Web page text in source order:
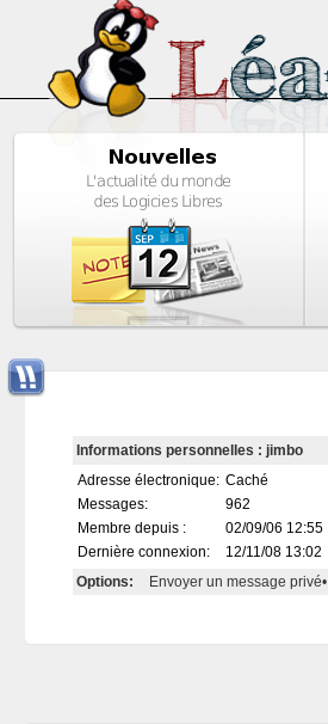
Informations personnelles : jimbo
Adresse électronique: Caché
Messages:
962
Membre depuis :
02/09/06 12:55
Dernière connexion:
12/11/08 13:02
Options:
Envoyer un message privé•